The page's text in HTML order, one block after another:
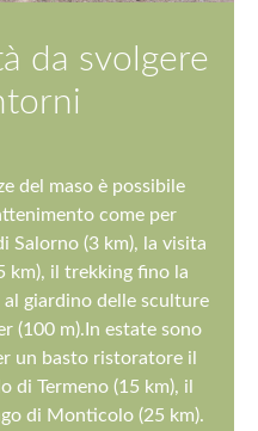
da svolgere
del maso è possibile
come per
Salorno (3 km), la visita
km), il trekking fino la
giardino delle sculture
(100 m).In estate sono
un basto ristoratore il
di Termeno (15 km), il
di Monticolo (25 km).